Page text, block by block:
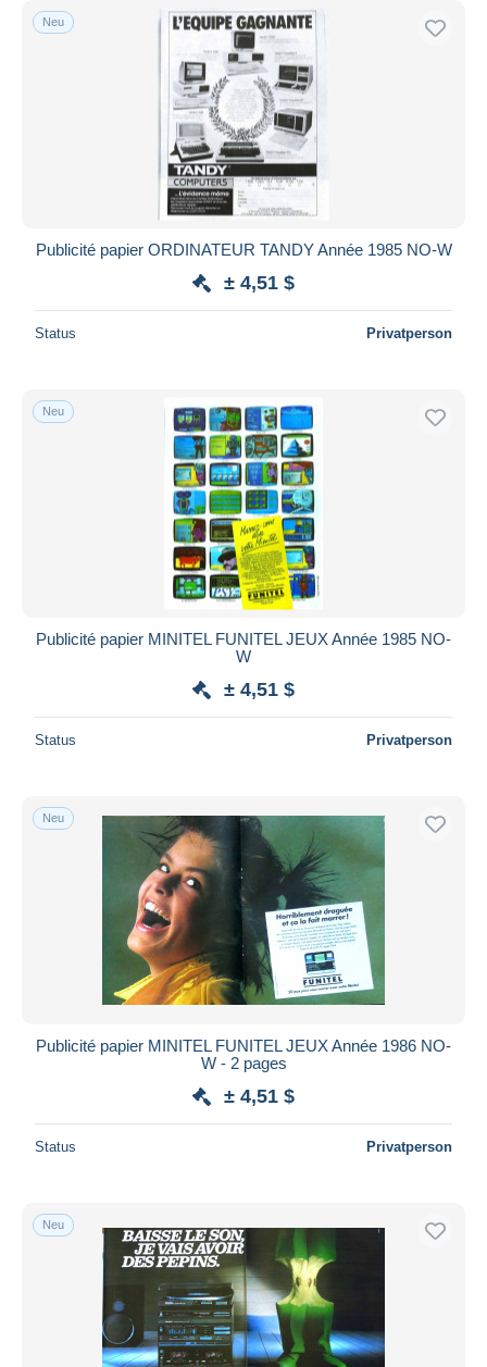
Neu
Publicité papier ORDINATEUR TANDY Année 1985 NO-W
± 4,51 $
Status Privatperson
Neu
Publicité papier MINITEL FUNITEL JEUX Année 1985 NO-
W
± 4,51 $
Status Privatperson
Neu
Publicité papier MINITEL FUNITEL JEUX Année 1986 NO-
W - 2 pages
± 4,51 $
Status Privatperson
Neu